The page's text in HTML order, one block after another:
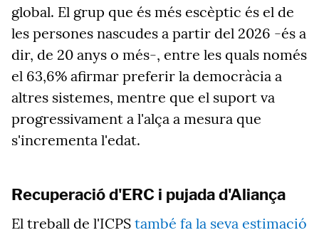
global. El grup que és més escèptic és el de
les persones nascudes a partir del 2026 -és a
dir, de 20 anys o més-, entre les quals només
el 63,6% afirmar preferir la democràcia a
altres sistemes, mentre que el suport va
progressivament a l'alça a mesura que
s'incrementa l'edat.
Recuperació d'ERC i pujada d'Aliança
El treball de l'ICPS també fa la seva estimació